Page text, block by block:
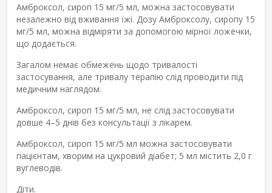
Амброксол, сироп 15 мг/5 мл, можна застосовувати
незалежно від вживання їжі. Дозу Амброксолу, сиропу 15
мг/5 мл, можна відміряти за допомогою мірної ложечки,
що додається.
Загалом немає обмежень щодо тривалості
застосування, але тривалу терапію слід проводити під
медичним наглядом.
Амброксол, сироп 15 мг/5 мл, не слід застосовувати
довше 4–5 днів без консультації з лікарем.
Амброксол, сироп 15 мг/5 мл можна застосовувати
пацієнтам, хворим на цукровий діабет; 5 мл містить 2,0 г
вуглеводів.
Діти.